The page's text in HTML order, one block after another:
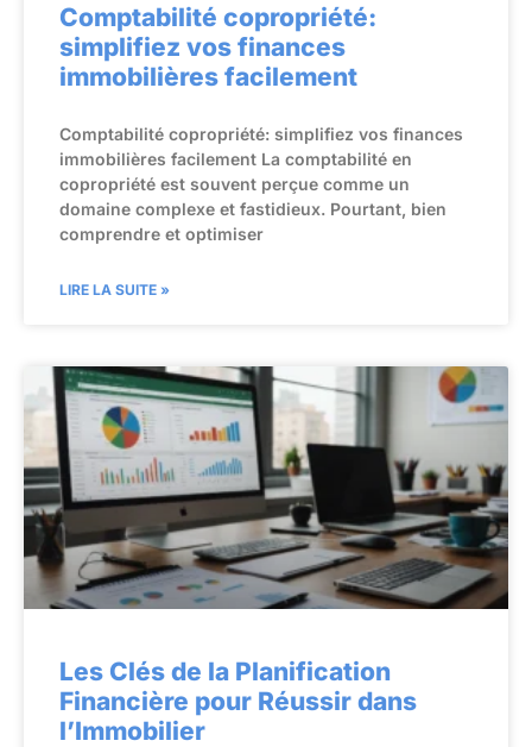
Comptabilité copropriété:
simplifiez vos finances
immobilières facilement
Comptabilité copropriété: simplifiez vos finances
immobilières facilement La comptabilité en
copropriété est souvent perçue comme un
domaine complexe et fastidieux. Pourtant, bien
comprendre et optimiser
LIRE LA SUITE »
Les Clés de la Planification
Financière pour Réussir dans
l’Immobilier